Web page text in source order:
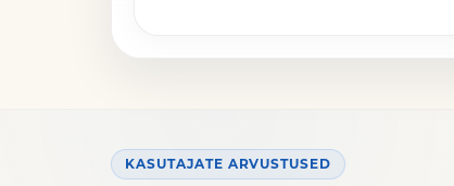
KASUTAJATE ARVUSTUSED